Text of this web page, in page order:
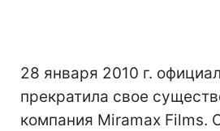
28 января 2010 г.
прекратила свое
компания Miramax Films.